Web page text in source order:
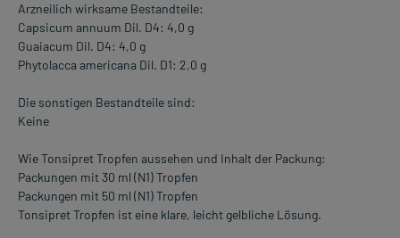
Arzneilich wirksame Bestandteile:
Capsicum annuum Dil. D4: 4,0 g
Guaiacum Dil. D4: 4,0 g
Phytolacca americana Dil. D1: 2,0 g
Die sonstigen Bestandteile sind:
Keine
Wie Tonsipret Tropfen aussehen und Inhalt der Packung:
Packungen mit 30 ml (N1) Tropfen
Packungen mit 50 ml (N1) Tropfen
Tonsipret Tropfen ist eine klare, leicht gelbliche Lösung.